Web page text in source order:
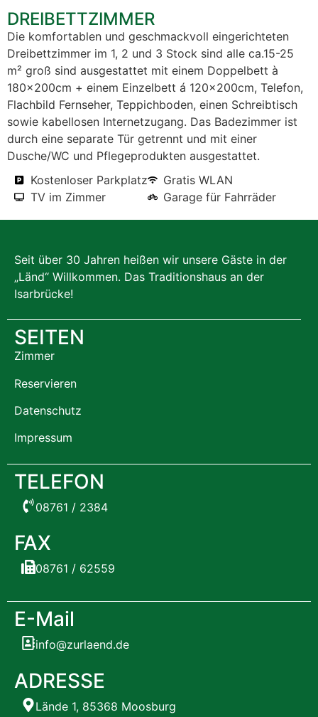
DREIBETTZIMMER
Die komfortablen und geschmackvoll eingerichteten
Dreibettzimmer im 1, 2 und 3 Stock sind alle ca.15-25
m² groß sind ausgestattet mit einem Doppelbett à
180x200cm + einem Einzelbett á 120x200cm, Telefon,
Flachbild Fernseher, Teppichboden, einen Schreibtisch
sowie kabellosen Internetzugang. Das Badezimmer ist
durch eine separate Tür getrennt und mit einer
Dusche/WC und Pflegeprodukten ausgestattet.
Kostenloser Parkplatz
TV im Zimmer
Gratis WLAN
Garage für Fahrräder
Seit über 30 Jahren heißen wir unsere Gäste in der
„Länd“ Willkommen. Das Traditionshaus an der
Isarbrücke!
SEITEN
Zimmer
Reservieren
Datenschutz
Impressum
TELEFON
08761 / 2384
FAX
08761 / 62559
E-Mail
info@zurlaend.de
ADRESSE
Lände 1, 85368 Moosburg